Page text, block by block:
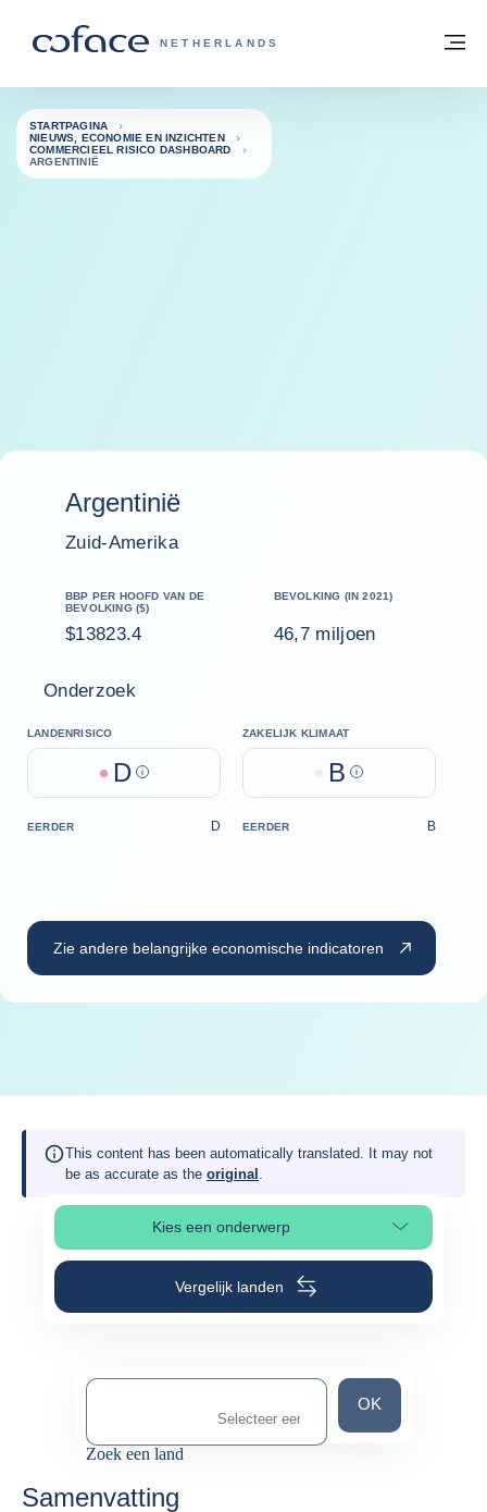
COFACE, FOR TRADE - GROEP
NETHERLANDS
Terug naar startpagina
STARTPAGINA
NIEUWS, ECONOMIE EN INZICHTEN
COMMERCIEEL RISICO DASHBOARD
ARGENTINIË
Argentinië
Zuid-Amerika
BBP PER HOOFD VAN DE
BEVOLKING ($)
$13823.4
BEVOLKING (IN 2021)
46,7 miljoen
Onderzoek
LANDENRISICO
D Help
ZAKELIJK KLIMAAT
B Help
EERDER D EERDER B
Zie andere belangrijke economische indicatoren
This content has been automatically translated. It may not
be as accurate as the original .
Kies een onderwerp
Selecteer paginasectie
Vergelijk landen
Zoek een land
Zoek een land
OK
Samenvatting